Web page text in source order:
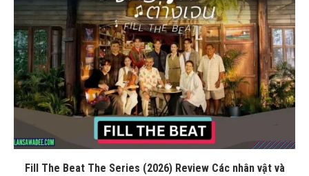
Fill The Beat The Series (2026) Review Các nhân vật và